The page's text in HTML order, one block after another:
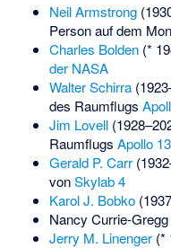
Neil Armstrong
Person auf dem
Charles Bolden(*
der NASA
Walter Schirra
des Raumflugs
Jim Lovell
Raumflugs Apollo 13
Gerald P. Carr
vonSkylab 4
Karol J. Bobko
Nancy Currie-Gregg
Jerry M. Linenger(*